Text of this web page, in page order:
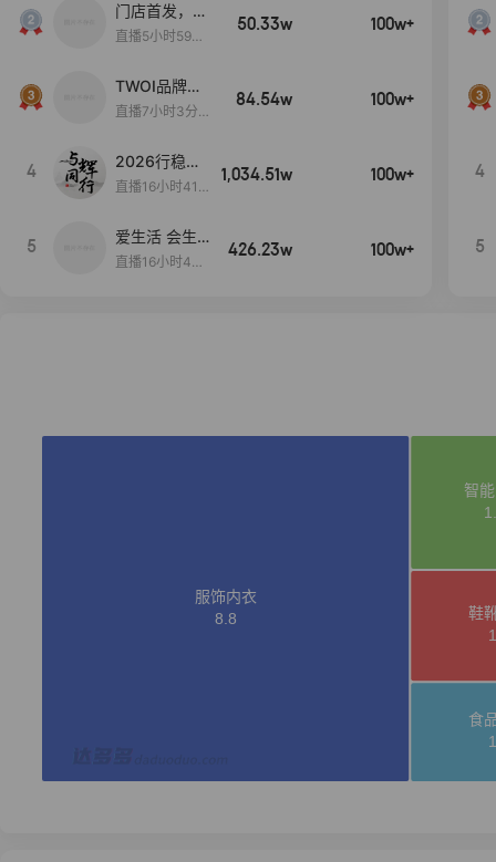
门店首发，秋
款大上新！！
直播5小时59分
50.33w 100w+
TWOI品牌直
播间新款上
直播7小时3分5
84.54w 100w+
4
2026行稳致
远
直播16小时41
1,034.51w 100w+
5
爱生活 会生
活
直播16小时45
426.23w 100w+
4
5